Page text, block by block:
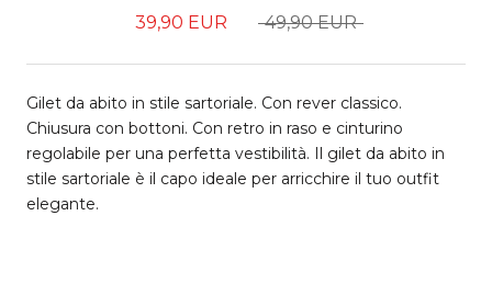
39,90 EUR 49,90 EUR
Gilet da abito in stile sartoriale. Con rever classico.
Chiusura con bottoni. Con retro in raso e cinturino
regolabile per una perfetta vestibilità. Il gilet da abito in
stile sartoriale è il capo ideale per arricchire il tuo outfit
elegante.